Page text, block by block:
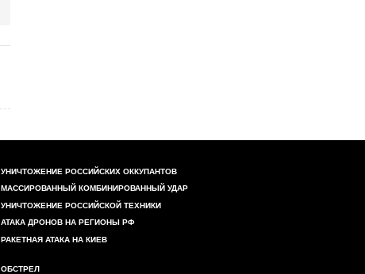
УНИЧТОЖЕНИЕ РОССИЙСКИХ ОККУПАНТОВ
МАССИРОВАННЫЙ КОМБИНИРОВАННЫЙ УДАР
УНИЧТОЖЕНИЕ РОССИЙСКОЙ ТЕХНИКИ
АТАКА ДРОНОВ НА РЕГИОНЫ РФ
РАКЕТНАЯ АТАКА НА КИЕВ
ОБСТРЕЛ